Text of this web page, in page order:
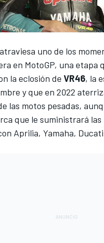
uno de los
en MotoGP, una etapa
la eclosión de VR46, la
y que en 2022
las motos pesadas,
que le suministrará las
Aprilia, Yamaha,